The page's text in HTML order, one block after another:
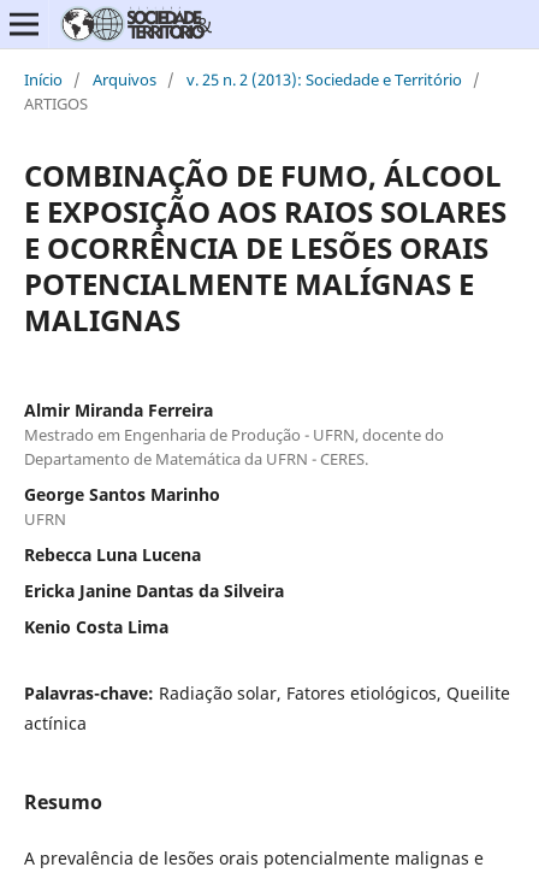
Início / Arquivos / v. 25 n. 2 (2013): Sociedade e Território /
ARTIGOS
COMBINAÇÃO DE FUMO, ÁLCOOL
E EXPOSIÇÃO AOS RAIOS SOLARES
E OCORRÊNCIA DE LESÕES ORAIS
POTENCIALMENTE MALÍGNAS E
MALIGNAS
Almir Miranda Ferreira
Mestrado em Engenharia de Produção - UFRN, docente do
Departamento de Matemática da UFRN - CERES.
George Santos Marinho
UFRN
Rebecca Luna Lucena
Ericka Janine Dantas da Silveira
Kenio Costa Lima
Palavras-chave: Radiação solar, Fatores etiológicos, Queilite
actínica
Resumo
A prevalência de lesões orais potencialmente malignas e